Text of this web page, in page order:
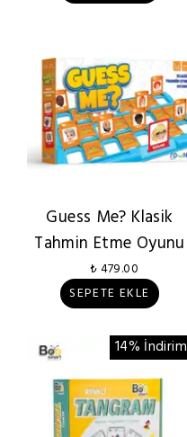
Guess Me? Klasik
Tahmin Etme Oyunu
₺ 479.00
SEPETE EKLE
14% İndirim